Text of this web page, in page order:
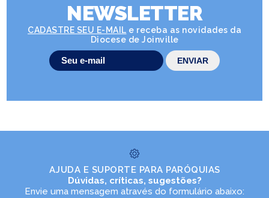
NEWSLETTER
CADASTRE SEU E-MAIL e receba as novidades da
Diocese de Joinville
AJUDA E SUPORTE PARA PARÓQUIAS
Dúvidas, críticas, sugestões?
Envie uma mensagem através do formulário abaixo: